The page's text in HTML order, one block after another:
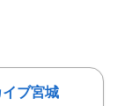
ブ宮城